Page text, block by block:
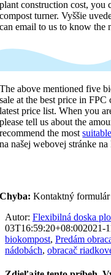
plant construction cost,you
compost turner. Vyššie
can email to us to know the
The above mentioned five
sale at the best price in FPC
latest price list.When you
please tell us about the
recommend the most
na našej webovej stránke
Chyba: Kontaktný formulár
Autor: Flexibilná doska
03T16:59:20+08:002021-
biokompost, Predám
nádobách, obracač